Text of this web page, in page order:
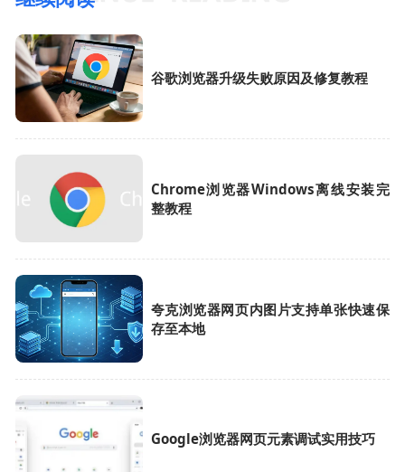
谷歌浏览器升级失败原因及修复教程
Chrome浏览器Windows离线安装完
整教程
夸克浏览器网页内图片支持单张快速保
存至本地
Google浏览器网页元素调试实用技巧